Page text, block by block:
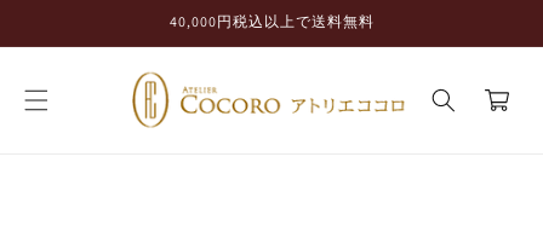
進む
40,000円税込以上で送料無料
ー